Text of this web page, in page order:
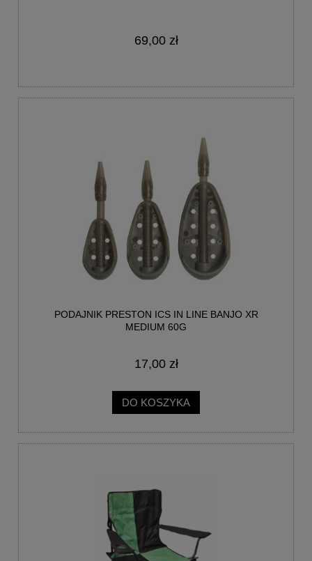
69,00 zł
PODAJNIK PRESTON ICS IN LINE BANJO XR
MEDIUM 60G
17,00 zł
DO KOSZYKA